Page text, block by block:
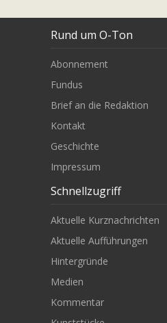
Rund um O-Ton
Abonnement
Fundus
Brief an die Redaktion
Kontakt
Geschichte
Impressum
Schnellzugriff
Aktuelle Kurznachrichten
Aktuelle Aufführungen
Hintergründe
Medien
Kommentar